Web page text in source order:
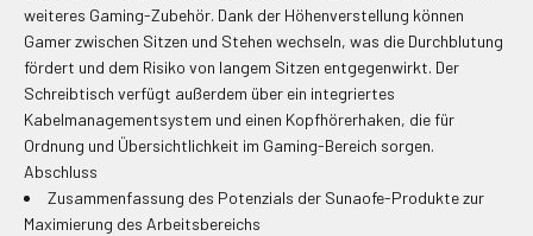
weiteres Gaming-Zubehör. Dank der Höhenverstellung können
Gamer zwischen Sitzen und Stehen wechseln, was die Durchblutung
fördert und dem Risiko von langem Sitzen entgegenwirkt. Der
Schreibtisch verfügt außerdem über ein integriertes
Kabelmanagementsystem und einen Kopfhörerhaken, die für
Ordnung und Übersichtlichkeit im Gaming-Bereich sorgen.
Abschluss
Zusammenfassung des Potenzials der Sunaofe-Produkte zur
Maximierung des Arbeitsbereichs